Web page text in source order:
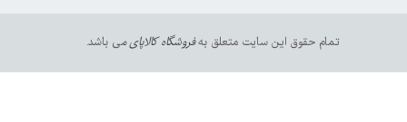
تمام حقوق این سایت متعلق بهفروشگاه کالاپای می باشد.